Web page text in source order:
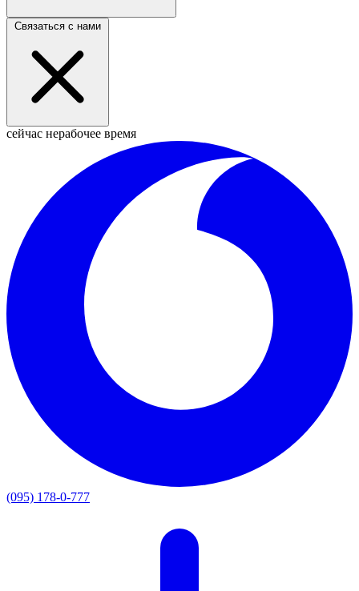
Связаться с нами
сейчас нерабочее время
(095) 178-0-777